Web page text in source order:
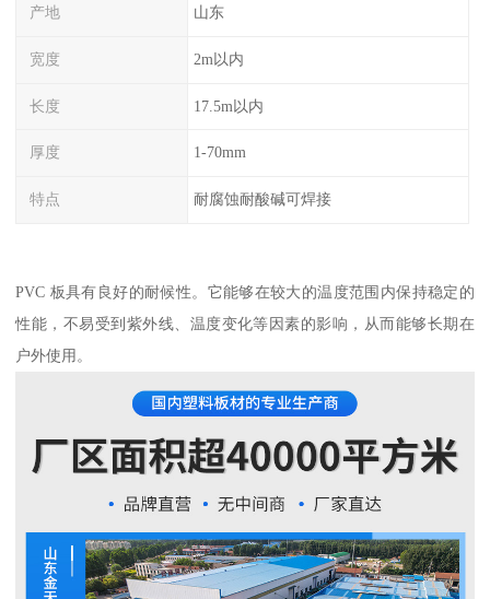
产地 山东
宽度 2m以内
长度 17.5m以内
厚度 1-70mm
特点 耐腐蚀耐酸碱可焊接
PVC 板具有良好的耐候性。它能够在较大的温度范围内保持稳定的
性能，不易受到紫外线、温度变化等因素的影响，从而能够长期在
户外使用。